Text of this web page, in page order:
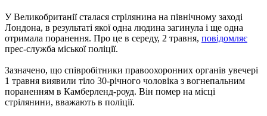
У Великобританії сталася стрілянина на північному заході
Лондона, в результаті якої одна людина загинула і ще одна
отримала поранення. Про це в середу, 2 травня, повідомляє
прес-служба міської поліції.
Зазначено, що співробітники правоохоронних органів увечері
1 травня виявили тіло 30-річного чоловіка з вогнепальним
пораненням в Камберленд-роуд. Він помер на місці
стрілянини, вважають в поліції.